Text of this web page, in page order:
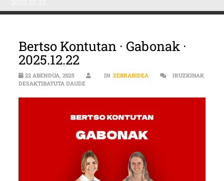
Bertso Kontutan · Gabonak ·
2025.12.22
22 ABENDUA, 2025 IN ZEBRABIDEA
IRUZKINAK
DESAKTIBATUTA DAUDEBERTSO KONTUTAN · GABONAK · 2025.12.22